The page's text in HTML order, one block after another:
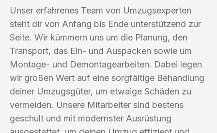
Unser erfahrenes Team von Umzugsexperten
steht dir von Anfang bis Ende unterstützend zur
Seite. Wir kümmern uns um die Planung, den
Transport, das Ein- und Auspacken sowie um
Montage- und Demontagearbeiten. Dabei legen
wir großen Wert auf eine sorgfältige Behandlung
deiner Umzugsgüter, um etwaige Schäden zu
vermeiden. Unsere Mitarbeiter sind bestens
geschult und mit modernster Ausrüstung